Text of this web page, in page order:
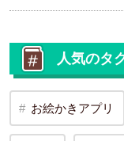
人気のタ
お絵かきアプリ